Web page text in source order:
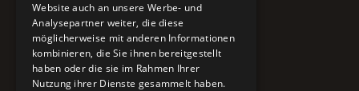
Pure BiH
Authentisches Bosnien & Herzegowina
Ein Teil des BTP Reise-Netzwerks.
Website auch an unsere Werbe- und
Analysepartner weiter, die diese
möglicherweise mit anderen Informationen
kombinieren, die Sie ihnen bereitgestellt
haben oder die sie im Rahmen Ihrer
Nutzung ihrer Dienste gesammelt haben.